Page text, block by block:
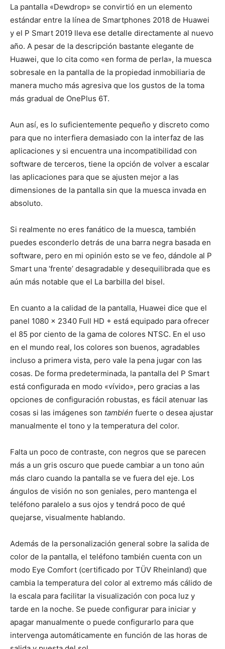
La pantalla «Dewdrop» se convirtió en un elemento
estándar entre la línea de Smartphones 2018 de Huawei
y el P Smart 2019 lleva ese detalle directamente al nuevo
año. A pesar de la descripción bastante elegante de
Huawei, que lo cita como «en forma de perla», la muesca
sobresale en la pantalla de la propiedad inmobiliaria de
manera mucho más agresiva que los gustos de la toma
más gradual de OnePlus 6T.
Aun así, es lo suficientemente pequeño y discreto como
para que no interfiera demasiado con la interfaz de las
aplicaciones y si encuentra una incompatibilidad con
software de terceros, tiene la opción de volver a escalar
las aplicaciones para que se ajusten mejor a las
dimensiones de la pantalla sin que la muesca invada en
absoluto.
Si realmente no eres fanático de la muesca, también
puedes esconderlo detrás de una barra negra basada en
software, pero en mi opinión esto se ve feo, dándole al P
Smart una ‘frente’ desagradable y desequilibrada que es
aún más notable que el La barbilla del bisel.
En cuanto a la calidad de la pantalla, Huawei dice que el
panel 1080 x 2340 Full HD + está equipado para ofrecer
el 85 por ciento de la gama de colores NTSC. En el uso
en el mundo real, los colores son buenos, agradables
incluso a primera vista, pero vale la pena jugar con las
cosas. De forma predeterminada, la pantalla del P Smart
está configurada en modo «vívido», pero gracias a las
opciones de configuración robustas, es fácil atenuar las
cosas si las imágenes son también fuerte o desea ajustar
manualmente el tono y la temperatura del color.
Falta un poco de contraste, con negros que se parecen
más a un gris oscuro que puede cambiar a un tono aún
más claro cuando la pantalla se ve fuera del eje. Los
ángulos de visión no son geniales, pero mantenga el
teléfono paralelo a sus ojos y tendrá poco de qué
quejarse, visualmente hablando.
Además de la personalización general sobre la salida de
color de la pantalla, el teléfono también cuenta con un
modo Eye Comfort (certificado por TÜV Rheinland) que
cambia la temperatura del color al extremo más cálido de
la escala para facilitar la visualización con poca luz y
tarde en la noche. Se puede configurar para iniciar y
apagar manualmente o puede configurarlo para que
intervenga automáticamente en función de las horas de